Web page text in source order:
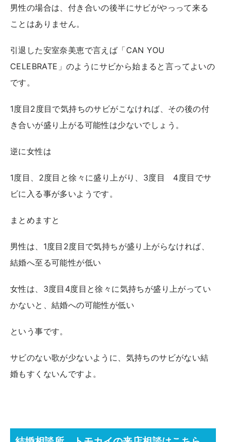
男性の場合は、付き合いの後半にサビがやっって来る
ことはありません。
引退した安室奈美恵で言えば「CAN YOU
CELEBRATE」のようにサビから始まると言ってよいの
です。
1度目2度目で気持ちのサビがこなければ、その後の付
き合いが盛り上がる可能性は少ないでしょう。
逆に女性は
1度目、2度目と徐々に盛り上がり、3度目 4度目でサ
ビに入る事が多いようです。
まとめますと
男性は、1度目2度目で気持ちが盛り上がらなければ、
結婚へ至る可能性が低い
女性は、3度目4度目と徐々に気持ちが盛り上がってい
かないと、結婚への可能性が低い
という事です。
サビのない歌が少ないように、気持ちのサビがない結
婚もすくないんですよ。